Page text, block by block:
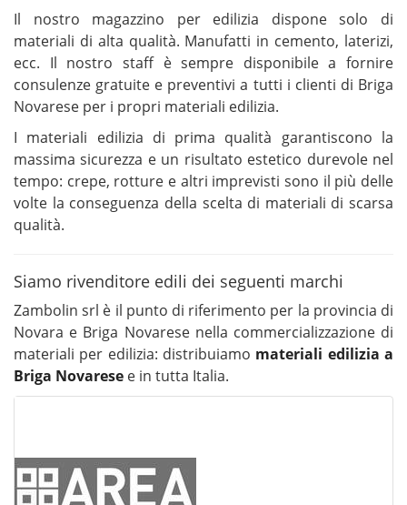
Il nostro magazzino per edilizia dispone solo di
materiali di alta qualità. Manufatti in cemento, laterizi,
ecc. Il nostro staff è sempre disponibile a fornire
consulenze gratuite e preventivi a tutti i clienti di Briga
Novarese per i propri materiali edilizia.
I materiali edilizia di prima qualità garantiscono la
massima sicurezza e un risultato estetico durevole nel
tempo: crepe, rotture e altri imprevisti sono il più delle
volte la conseguenza della scelta di materiali di scarsa
qualità.
Siamo rivenditore edili dei seguenti marchi
Zambolin srl è il punto di riferimento per la provincia di
Novara e Briga Novarese nella commercializzazione di
materiali per edilizia: distribuiamo materiali edilizia a
Briga Novarese e in tutta Italia.